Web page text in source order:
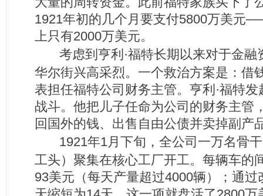
1921年初的几个月要支付5800万美元
上只有2000万美元。
考虑到亨利·福特长期以来对于金
华尔街兴高采烈。一个救治方案是：借
表担任福特公司财务主管。亨利·福特
战斗。他把儿子任命为公司的财务主管
回国外的钱、出售自由公债并卖掉副产
1921年1月下旬，全公司一万名骨
工头）聚集在核心工厂开工。每辆车的
93美元（每天产量超过4000辆）；通